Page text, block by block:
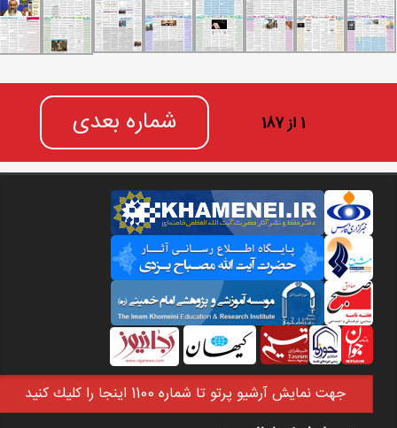
1 از 187 شماره بعدی
جهت نمايش آرشيو پرتو تا شماره 1100 اينجا را كليك كنيد